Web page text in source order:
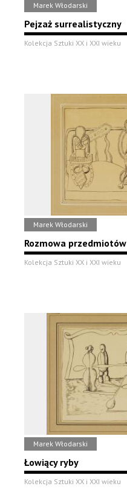
Marek Włodarski
Pejzaż surrealistyczny
Kolekcja Sztuki XX i XXI wieku
Marek Włodarski
Rozmowa przedmiotów
Kolekcja Sztuki XX i XXI wieku
Marek Włodarski
Łowiący ryby
Kolekcja Sztuki XX i XXI wieku